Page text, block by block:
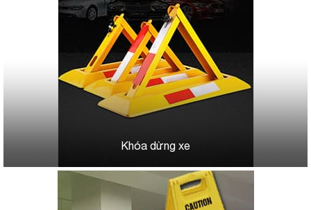
Khóa dừng xe